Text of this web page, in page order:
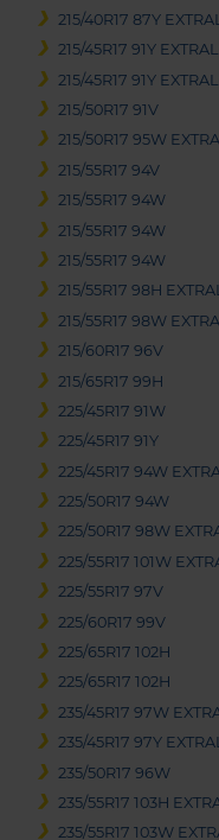
215/40R17 87Y
215/45R17 91Y
215/45R17 91Y
215/50R17 91V
215/50R17 95W
215/55R17 94V
215/55R17 94W
215/55R17 94W
215/55R17 94W
215/55R17 98H
215/55R17 98W
215/60R17 96V
215/65R17 99H
225/45R17 91W
225/45R17 91Y
225/45R17 94W
225/50R17 94W
225/50R17 98W
225/55R17 101W
225/55R17 97V
225/60R17 99V
225/65R17 102H
225/65R17 102H
235/45R17 97W
235/45R17 97Y
235/50R17 96W
235/55R17 103H
235/55R17 103W